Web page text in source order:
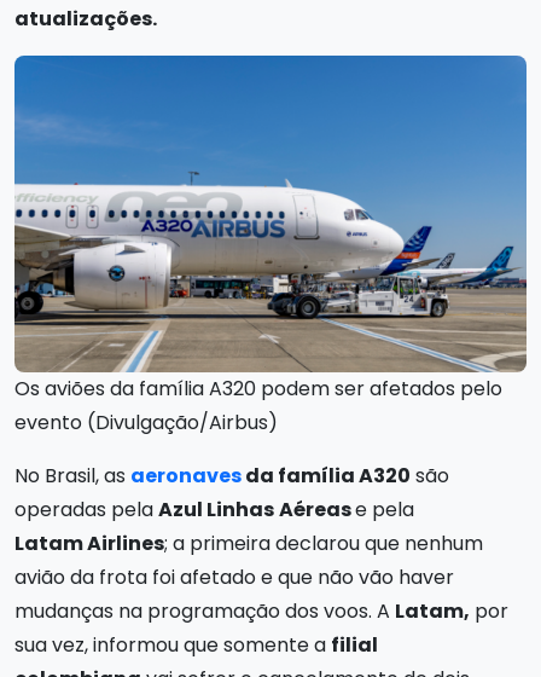
atualizações.
Os aviões da família A320 podem ser afetados pelo
evento (Divulgação/Airbus)
No Brasil, as aeronavesda família A320 são
operadas pelaAzul LinhasAérease pela
Latam Airlines; a primeira declarou que nenhum
avião da frota foi afetado e que não vão haver
mudanças na programação dos voos. A Latam, por
sua vez, informou que somente a filial